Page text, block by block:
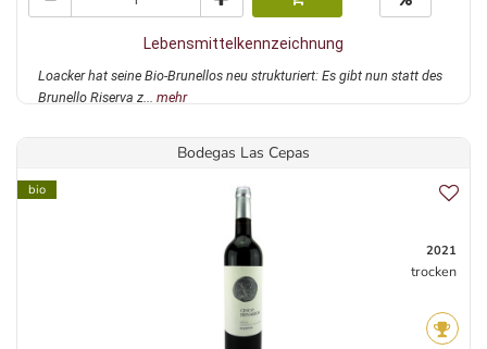
Lebensmittelkennzeichnung
Loacker hat seine Bio-Brunellos neu strukturiert: Es gibt nun statt des
Brunello Riserva z... mehr
Bodegas Las Cepas
bio
2021
trocken